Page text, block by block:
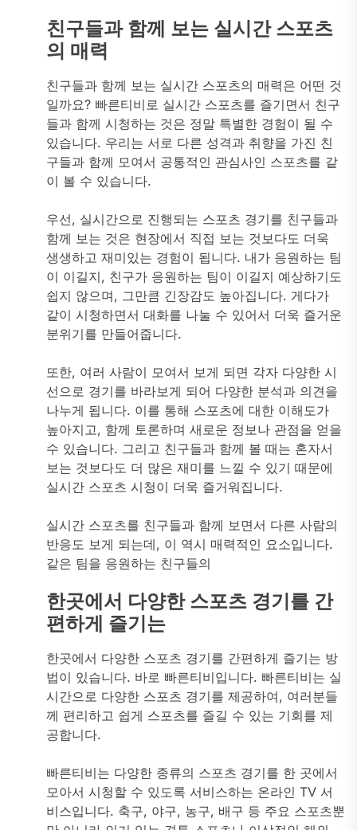
친구들과 함께 보는 실시간 스포츠
의 매력
친구들과 함께 보는 실시간 스포츠의 매력은 어떤 것
일까요? 빠른티비로 실시간 스포츠를 즐기면서 친구
들과 함께 시청하는 것은 정말 특별한 경험이 될 수
있습니다. 우리는 서로 다른 성격과 취향을 가진 친
구들과 함께 모여서 공통적인 관심사인 스포츠를 같
이 볼 수 있습니다.
우선, 실시간으로 진행되는 스포츠 경기를 친구들과
함께 보는 것은 현장에서 직접 보는 것보다도 더욱
생생하고 재미있는 경험이 됩니다. 내가 응원하는 팀
이 이길지, 친구가 응원하는 팀이 이길지 예상하기도
쉽지 않으며, 그만큼 긴장감도 높아집니다. 게다가
같이 시청하면서 대화를 나눌 수 있어서 더욱 즐거운
분위기를 만들어줍니다.
또한, 여러 사람이 모여서 보게 되면 각자 다양한 시
선으로 경기를 바라보게 되어 다양한 분석과 의견을
나누게 됩니다. 이를 통해 스포츠에 대한 이해도가
높아지고, 함께 토론하며 새로운 정보나 관점을 얻을
수 있습니다. 그리고 친구들과 함께 볼 때는 혼자서
보는 것보다도 더 많은 재미를 느낄 수 있기 때문에
실시간 스포츠 시청이 더욱 즐거워집니다.
실시간 스포츠를 친구들과 함께 보면서 다른 사람의
반응도 보게 되는데, 이 역시 매력적인 요소입니다.
같은 팀을 응원하는 친구들의
한곳에서 다양한 스포츠 경기를 간
편하게 즐기는
한곳에서 다양한 스포츠 경기를 간편하게 즐기는 방
법이 있습니다. 바로 빠른티비입니다. 빠른티비는 실
시간으로 다양한 스포츠 경기를 제공하여, 여러분들
께 편리하고 쉽게 스포츠를 즐길 수 있는 기회를 제
공합니다.
빠른티비는 다양한 종류의 스포츠 경기를 한 곳에서
모아서 시청할 수 있도록 서비스하는 온라인 TV 서
비스입니다. 축구, 야구, 농구, 배구 등 주요 스포츠뿐